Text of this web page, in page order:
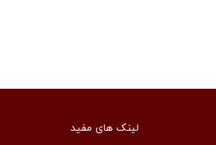
لینک های مفید